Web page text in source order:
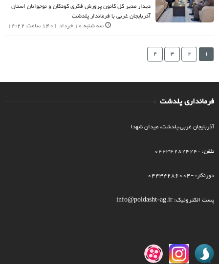
دیدار مدیر کل کانون پرورش فکری کودکان و نوجوانان استان
آذربایجان غربی با فرماندار پلدشت
سه شنبه 10 خرداد 1401 ساعت 14:22
1
2
3
4
فرمانداری پلدشت
آذربایجان غربی،پلدشت، میدان شهدا
تلفن: -04434282424
دورنگار: -04434286004
پست الکترونیک: info@poldasht-ag.ir